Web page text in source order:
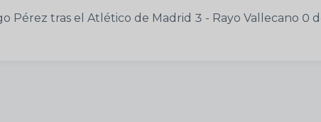
Pérez tras el Atlético de Madrid 3 - Rayo Vallecano 0